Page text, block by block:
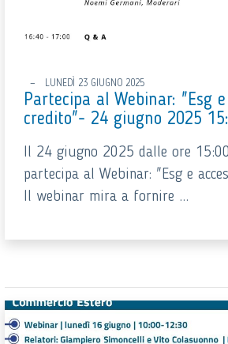
LUNEDÌ 23 GIUGNO 2025
Partecipa al Webinar: "Esg
credito"- 24 giugno 2025
Il 24 giugno 2025 dalle ore
partecipa al Webinar: "Esg e
Il webinar mira a fornire ...